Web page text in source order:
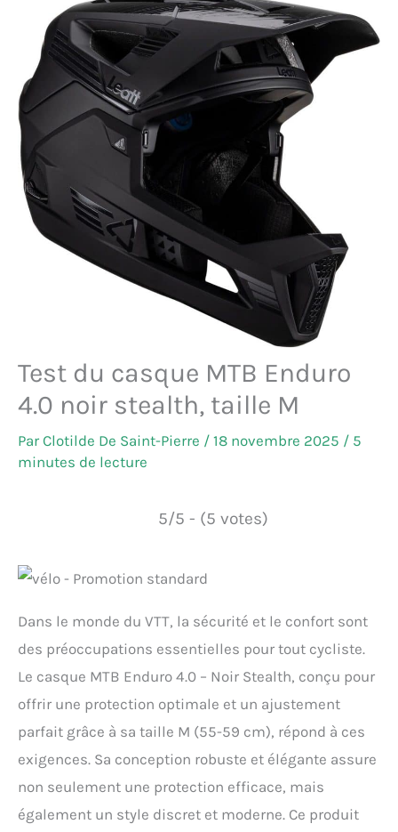
Test du casque MTB Enduro
4.0 noir stealth, taille M
ParClotilde De Saint-Pierre / 18 novembre 2025 / 5
minutes de lecture
5/5 - (5 votes)
Dans le monde du VTT, la sécurité et le confort sont
des préoccupations essentielles pour tout cycliste.
Le casque MTB Enduro 4.0 – Noir Stealth, conçu pour
offrir une protection optimale et un ajustement
parfait grâce à sa taille M (55-59 cm), répond à ces
exigences. Sa conception robuste et élégante assure
non seulement une protection efficace, mais
également un style discret et moderne. Ce produit